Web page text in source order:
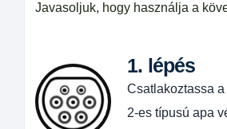
Javasoljuk, hogy használja a
1. lépés
Csatlakoztassa
2-es típusú apa